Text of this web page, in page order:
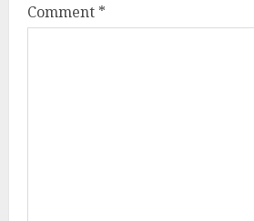
Comment *